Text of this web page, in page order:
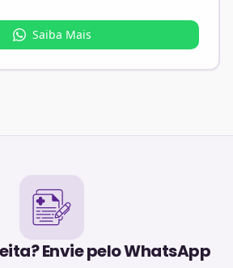
Saiba Mais
Envie pelo WhatsApp